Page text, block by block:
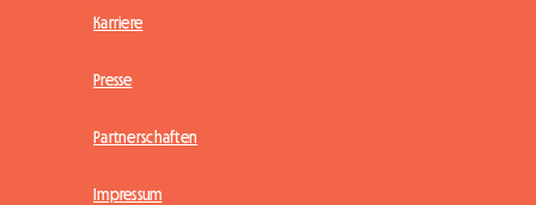
Karriere
Presse
Partnerschaften
Impressum